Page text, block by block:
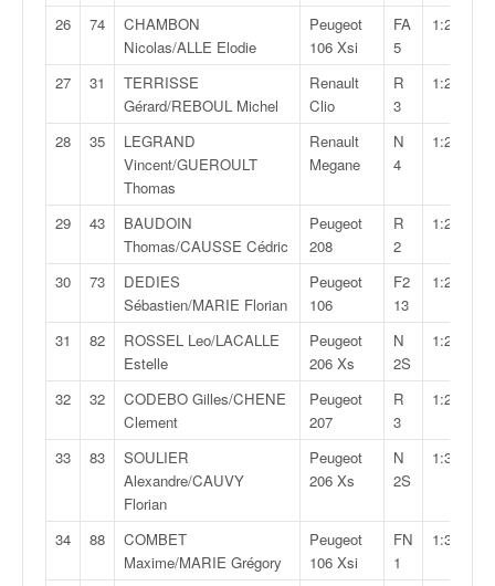
26 74
CHAMBON
Nicolas/ALLE Elodie
Peugeot
106 Xsi
FA
5
1:27:04,8
27 31
TERRISSE
Gérard/REBOUL Michel
Renault
Clio
R
3
1:27:33,0
28 35
LEGRAND
Vincent/GUEROULT
Thomas
Renault
Megane
N
4
1:27:47,8
29 43
BAUDOIN
Thomas/CAUSSE Cédric
Peugeot
208
R
2
1:28:20,6
30 73
DEDIES
Sébastien/MARIE Florian
Peugeot
106
F2
13
1:29:06,4
31 82
ROSSEL Leo/LACALLE
Estelle
Peugeot
206 Xs
N
2S
1:29:16,0
32 32
CODEBO Gilles/CHENE
Clement
Peugeot
207
R
3
1:29:30,8
33 83
SOULIER
Alexandre/CAUVY
Florian
Peugeot
206 Xs
N
2S
1:30:42,3
34 88
COMBET
Maxime/MARIE Grégory
Peugeot
106 Xsi
FN
1
1:30:56,5